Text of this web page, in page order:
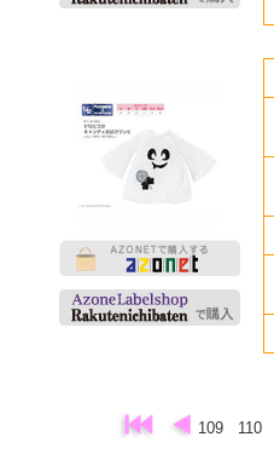
109 110